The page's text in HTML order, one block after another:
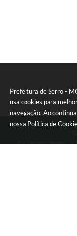
Prefeitura de Serro -
usa cookies para
navegação. Ao
nossa Política de
Endereço: Praça